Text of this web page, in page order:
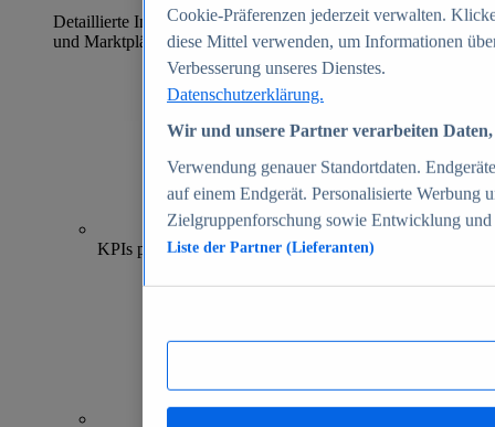
Detaillierte Informationen zu mehr als 39.000 Online-Shops
und Marktplätzen
70+
KPIs pro Shop
Cookie-Präferenzen jederzeit verwalten.
diese Mittel verwenden, um Informationen
Verbesserung unseres Dienstes.
Datenschutzerklärung.
Wir und unsere Partner verarbeiten
Verwendung genauer Standortdaten.
auf einem Endgerät. Personalisierte Werbung
Zielgruppenforschung sowie Entwicklung
Liste der Partner (Lieferanten)